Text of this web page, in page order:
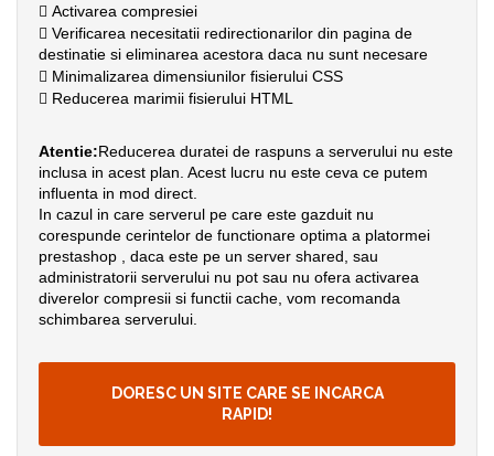
Activarea compresiei
Verificarea necesitatii redirectionarilor din pagina de
destinatie si eliminarea acestora daca nu sunt necesare
Minimalizarea dimensiunilor fisierului CSS
Reducerea marimii fisierului HTML
Atentie:Reducerea duratei de raspuns a serverului nu este
inclusa in acest plan. Acest lucru nu este ceva ce putem
influenta in mod direct.
In cazul in care serverul pe care este gazduit nu
corespunde cerintelor de functionare optima a platormei
prestashop , daca este pe un server shared, sau
administratorii serverului nu pot sau nu ofera activarea
diverelor compresii si functii cache, vom recomanda
schimbarea serverului.
DORESC UN SITE CARE SE INCARCA
RAPID!